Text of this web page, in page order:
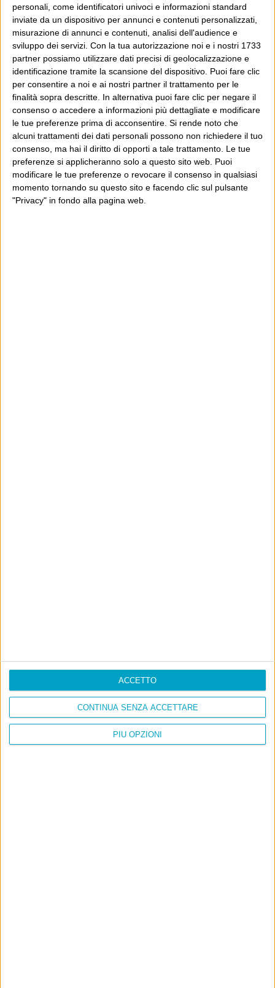
personali, come identificatori univoci e informazioni standard
inviate da un dispositivo per annunci e contenuti personalizzati,
misurazione di annunci e contenuti, analisi dell'audience e
sviluppo dei servizi. Con la tua autorizzazione noi e i nostri 1733
partner possiamo utilizzare dati precisi di geolocalizzazione e
identificazione tramite la scansione del dispositivo. Puoi fare clic
per consentire a noi e ai nostri partner il trattamento per le
finalità sopra descritte. In alternativa puoi fare clic per negare il
consenso o accedere a informazioni più dettagliate e modificare
le tue preferenze prima di acconsentire. Si rende noto che
alcuni trattamenti dei dati personali possono non richiedere il tuo
consenso, ma hai il diritto di opporti a tale trattamento. Le tue
preferenze si applicheranno solo a questo sito web. Puoi
modificare le tue preferenze o revocare il consenso in qualsiasi
momento tornando su questo sito e facendo clic sul pulsante
"Privacy" in fondo alla pagina web.
PIÙ OPZIONI
CONTINUA SENZA ACCETTARE
ACCETTO
POST PRECEDENTE
Miglior causa
POST SUCCESSIVO
Esportare Guantanamo
E per i regali di Natale